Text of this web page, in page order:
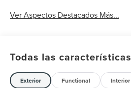
Ver Aspectos Destacados Más...
Todas las características
Exterior Functional Interior